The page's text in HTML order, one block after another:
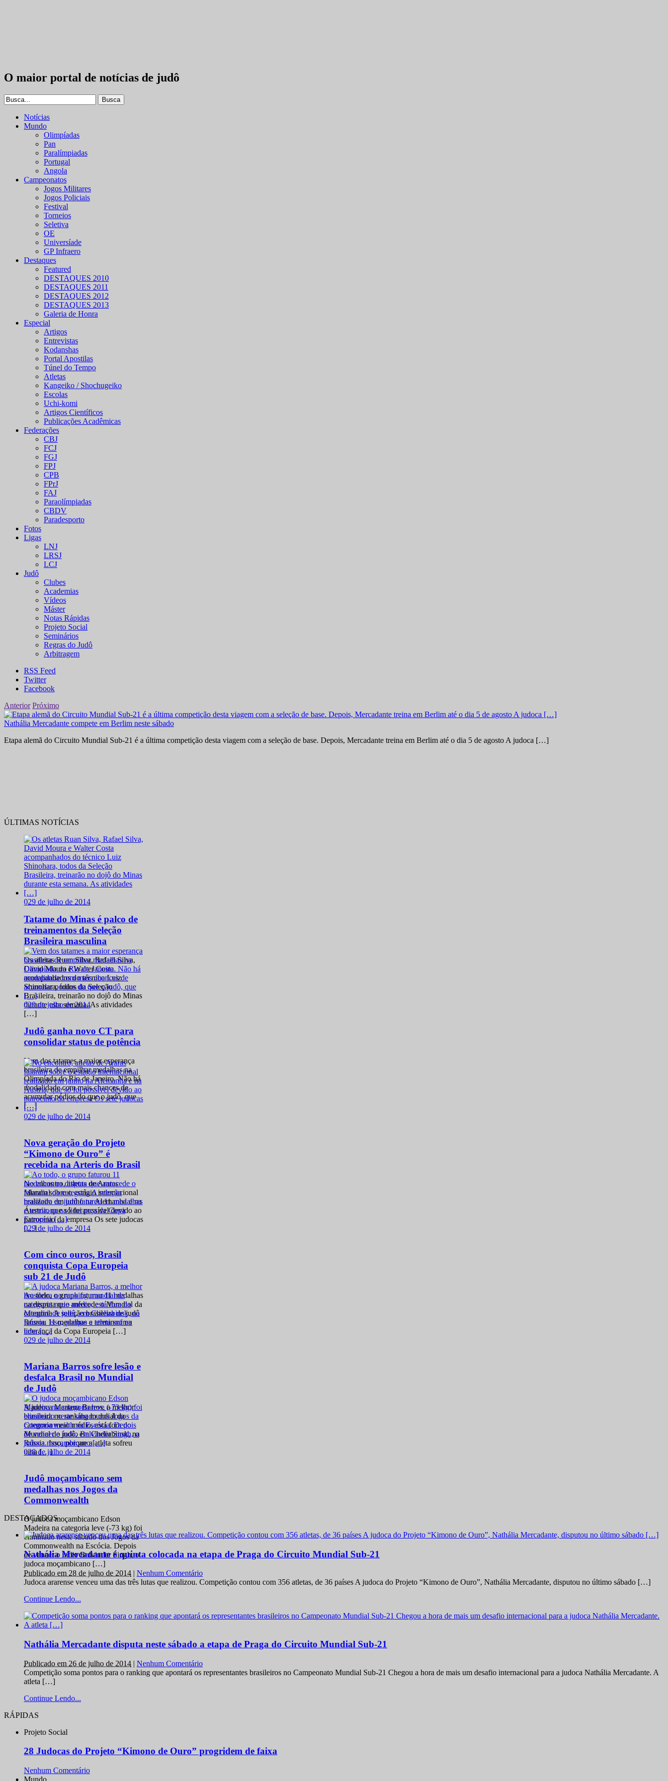
O maior portal de notícias de judô
Notícias
Mundo
Olimpíadas
Pan
Paralímpiadas
Portugal
Angola
Campeonatos
Jogos Militares
Jogos Policiais
Festival
Torneios
Seletiva
OE
Universíade
GP Infraero
Destaques
Featured
DESTAQUES 2010
DESTAQUES 2011
DESTAQUES 2012
DESTAQUES 2013
Galeria de Honra
Especial
Artigos
Entrevistas
Kodanshas
Portal Apostilas
Túnel do Tempo
Atletas
Kangeiko / Shochugeiko
Escolas
Uchi-komi
Artigos Científicos
Publicações Acadêmicas
Federações
CBJ
FCJ
FGJ
FPJ
CPB
FPrJ
FAJ
Paraolímpiadas
CBDV
Paradesporto
Fotos
Ligas
LNJ
LRSJ
LCJ
Judô
Clubes
Academias
Vídeos
Máster
Notas Rápidas
Projeto Social
Seminários
Regras do Judô
Arbitragem
RSS Feed
Twitter
Facebook
Anterior Próximo
Nathália Mercadante compete em Berlim neste sábado
Etapa alemã do Circuito Mundial Sub-21 é a última competição desta viagem com a seleção de base. Depois, Mercadante treina em Berlim até o dia 5 de agosto A judoca […]
ÚLTIMAS NOTÍCIAS
029 de julho de 2014
Tatame do Minas é palco de
treinamentos da Seleção
Brasileira masculina
Os atletas Ruan Silva, Rafael Silva,
David Moura e Walter Costa
acompanhados do técnico Luiz
Shinohara, todos da Seleção
Brasileira, treinarão no dojô do Minas
durante esta semana. As atividades
[…]
029 de julho de 2014
Judô ganha novo CT para
consolidar status de potência
Vem dos tatames a maior esperança
brasileira de empilhar medalhas na
Olimpíada do Rio de Janeiro. Não há
modalidade com mais chances de
acumular pódios do que o judô, que
[…]
029 de julho de 2014
Nova geração do Projeto
“Kimono de Ouro” é
recebida na Arteris do Brasil
No encontro, atletas de Araras
falaram sobre o estágio internacional
realizado em junho na Alemanha e na
Áustria, que só foi possível devido ao
patrocínio da empresa Os sete judocas
[…]
029 de julho de 2014
Com cinco ouros, Brasil
conquista Copa Europeia
sub 21 de Judô
Ao todo, o grupo faturou 11 medalhas
na disputa que antecede o Mundial da
categoria A seleção brasileira de judô
faturou 11 medalhas e terminou na
liderança da Copa Europeia […]
029 de julho de 2014
Mariana Barros sofre lesão e
desfalca Brasil no Mundial
de Judô
A judoca Mariana Barros, a melhor
brasileira no ranking mundial da
categoria meio médio, está fora do
Mundial de judô, em Cheliabinsk, na
Rússia. Isso, porque a atleta sofreu
uma […]
028 de julho de 2014
Judô moçambicano sem
medalhas nos Jogos da
Commonwealth
O judoca moçambicano Edson
Madeira na categoria leve (-73 kg) foi
eliminado neste sábado dos Jogos da
Commonwealth na Escócia. Depois
de vencer o índio Balvinder Singh, o
judoca moçambicano […]
DESTACADOS
Nathália Mercadante é quinta colocada na etapa de Praga do Circuito Mundial Sub-21
Publicado em 28 de julho de 2014 | Nenhum Comentário
Judoca ararense venceu uma das três lutas que realizou. Competição contou com 356 atletas, de 36 países A judoca do Projeto “Kimono de Ouro”, Nathália Mercadante, disputou no último sábado […]
Continue Lendo...
Nathália Mercadante disputa neste sábado a etapa de Praga do Circuito Mundial Sub-21
Publicado em 26 de julho de 2014 | Nenhum Comentário
Competição soma pontos para o ranking que apontará os representantes brasileiros no Campeonato Mundial Sub-21 Chegou a hora de mais um desafio internacional para a judoca Nathália Mercadante. A
atleta […]
Continue Lendo...
RÁPIDAS
Projeto Social
28 Judocas do Projeto “Kimono de Ouro” progridem de faixa
Nenhum Comentário
Mundo